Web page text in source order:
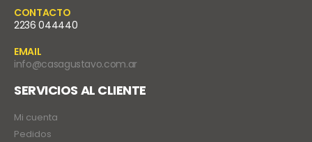
CONTACTO
2236 044440
EMAIL
info@casagustavo.com.ar
SERVICIOS AL CLIENTE
Mi cuenta
Pedidos